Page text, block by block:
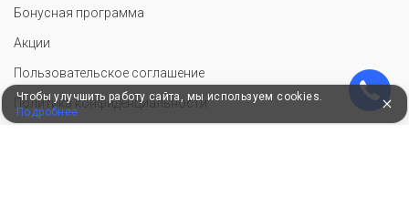
Бонусная программа
Акции
Пользовательское соглашение
Политика конфиденциальности
Чтобы улучшить работу сайта, мы используем cookies.
Подробнее